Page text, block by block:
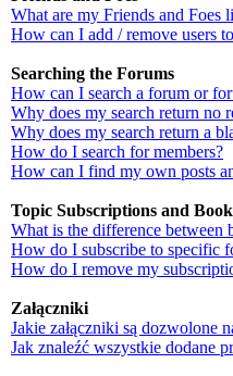
What are my Friends and Foes
How can I add / remove users
Searching the Forums
How can I search a forum or
Why does my search return no
Why does my search return a
How do I search for members?
How can I find my own posts
Topic Subscriptions and
What is the difference between
How do I subscribe to specific
How do I remove my
Załączniki
Jakie załączniki są dozwolone
Jak znaleźć wszystkie dodane